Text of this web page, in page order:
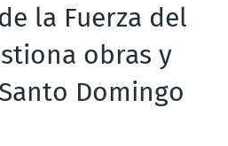
la Fuerza del
obras y
Domingo